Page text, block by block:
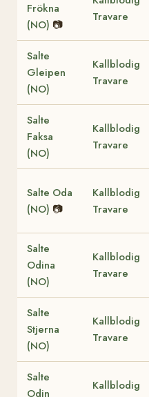
Frökna
(NO) 📷
Travare
Salte
Gleipen
(NO)
Kallblodig
Travare
Salte
Faksa
(NO)
Kallblodig
Travare
Salte Oda
(NO) 📷
Kallblodig
Travare
Salte
Odina
(NO)
Kallblodig
Travare
Salte
Stjerna
(NO)
Kallblodig
Travare
Salte
Odin
Kallblodig